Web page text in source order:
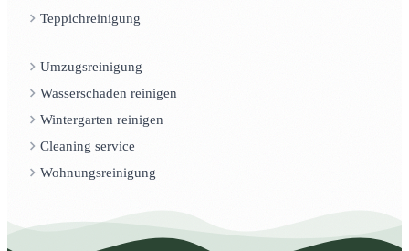
Teppichreinigung
Umzugsreinigung
Wasserschaden reinigen
Wintergarten reinigen
Cleaning service
Wohnungsreinigung